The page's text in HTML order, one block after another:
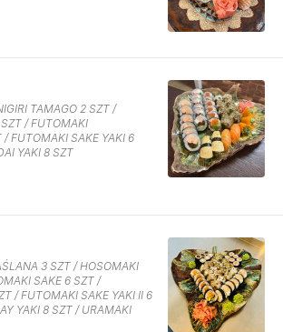
TAMAGO 2 SZT /
/ FUTOMAKI
FUTOMAKI SAKE YAKI 6
YAKI 8 SZT
3 SZT / HOSOMAKI
SAKE 6 SZT /
/ FUTOMAKI SAKE YAKI II 6
YAKI 8 SZT / URAMAKI